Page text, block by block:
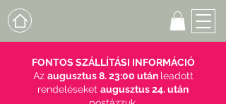
FONTOS SZÁLLÍTÁSI INFORMÁCIÓ
Az augusztus 8. 23:00 után leadott
rendeléseket augusztus 24. után